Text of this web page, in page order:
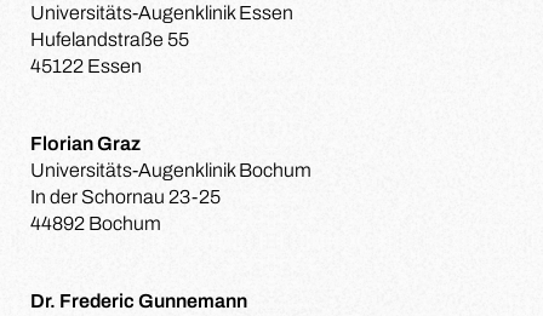
Universitäts-Augenklinik Essen
Hufelandstraße 55
45122 Essen
Florian Graz
Universitäts-Augenklinik Bochum
In der Schornau 23-25
44892 Bochum
Dr. Frederic Gunnemann